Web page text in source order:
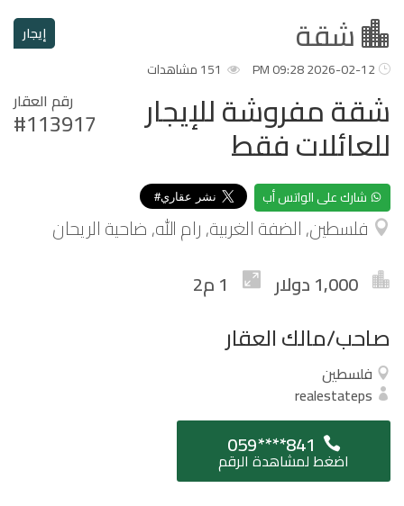
شقة
إيجار
شقة مفروشة للإيجار
للعائلات فقط
رقم العقار
#113917
شارك على الواتس أب
فلسطين, الضفة الغربية, رام الله, ضاحية الريحان
1,000 دولار
1 م2
صاحب/مالك العقار
فلسطين
realestateps
059****841
اضغط لمشاهدة الرقم